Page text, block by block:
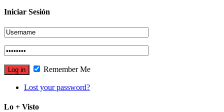
Iniciar Sesión
Remember Me
Lost your password?
Lo + Visto